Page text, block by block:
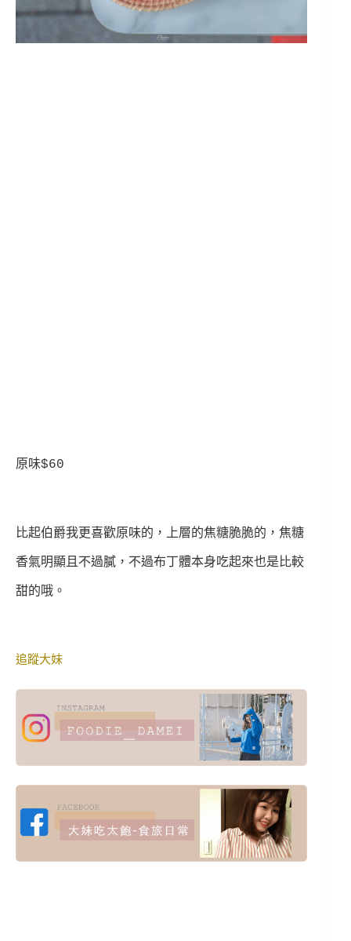
原味$60
比起伯爵我更喜歡原味的，上層的焦糖脆脆的，焦糖
香氣明顯且不過膩，不過布丁體本身吃起來也是比較
甜的哦。
追蹤大妹